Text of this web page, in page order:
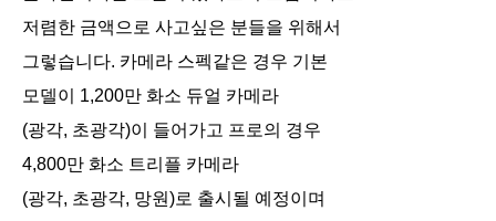
저렴한 금액으로 사고싶은 분들을 위해서
그렇습니다. 카메라 스펙같은 경우 기본
모델이 1,200만 화소 듀얼 카메라
(광각, 초광각)이 들어가고 프로의 경우
4,800만 화소 트리플 카메라
(광각, 초광각, 망원)로 출시될 예정이며